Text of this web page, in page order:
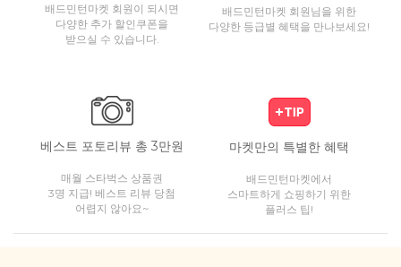
배드민턴마켓 회원이 되시면
다양한 추가 할인쿠폰을
받으실 수 있습니다.
배드민턴마켓 회원님을 위한
다양한 등급별 혜택을 만나보세요!
베스트 포토리뷰 총 3만원
매월 스타벅스 상품권
3명 지급! 베스트 리뷰 당첨
어렵지 않아요~
마켓만의 특별한 혜택
배드민턴마켓에서
스마트하게 쇼핑하기 위한
플러스 팁!